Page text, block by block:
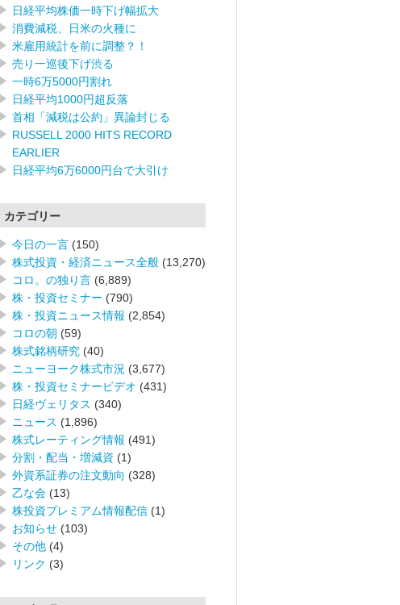
日経平均株価一時下げ幅拡大
消費減税、日米の火種に
米雇用統計を前に調整？！
売り一巡後下げ渋る
一時6万5000円割れ
日経平均1000円超反落
首相「減税は公約」異論封じる
RUSSELL 2000 HITS RECORD
EARLIER
日経平均6万6000円台で大引け
カテゴリー
今日の一言 (150)
株式投資・経済ニュース全般 (13,270)
コロ。の独り言 (6,889)
株・投資セミナー (790)
株・投資ニュース情報 (2,854)
コロの朝 (59)
株式銘柄研究 (40)
ニューヨーク株式市況 (3,677)
株・投資セミナービデオ (431)
日経ヴェリタス (340)
ニュース (1,896)
株式レーティング情報 (491)
分割・配当・増減資 (1)
外資系証券の注文動向 (328)
乙な会 (13)
株投資プレミアム情報配信 (1)
お知らせ (103)
その他 (4)
リンク (3)